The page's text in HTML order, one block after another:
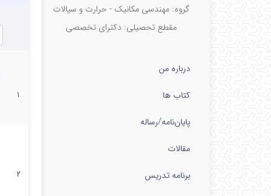
گروه: مهندسی مکانیک - حرارت و سیالات
مقطع تحصیلی: دکترای تخصصی
درباره من
کتاب ها
پایان‌نامه‌/رساله
مقالات
برنامه تدریس
۱
۲